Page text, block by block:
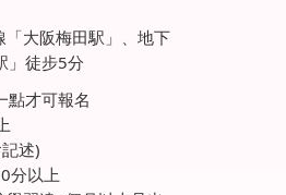
「大阪梅田駅」、地下
」徒步5分
點才可報名
述)
分以上